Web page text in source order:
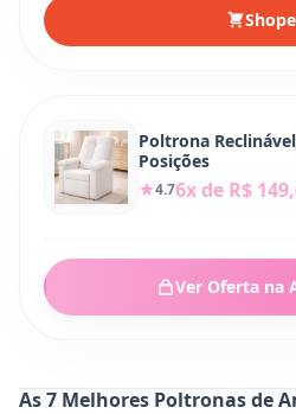
Poltrona
Posições
4.76x de R$
Ver Oferta na
As 7 Melhores Poltronas de